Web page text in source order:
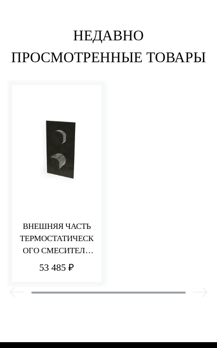
НЕДАВНО
ПРОСМОТРЕННЫЕ ТОВАРЫ
ВНЕШНЯЯ ЧАСТЬ
ТЕРМОСТАТИЧЕСК
ОГО СМЕСИТЕЛЯ
ДЛЯ ДУША НА 1
53 485 ₽